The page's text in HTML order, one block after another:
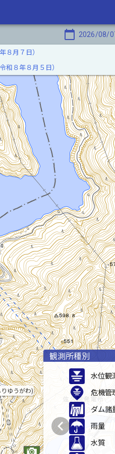
calendar_today 2026/08/
ゆうがわ)
月７日）
和８年８月５日）
観測所種別
水位観
危機管
ダム諸
雨量
水質
chevron_left